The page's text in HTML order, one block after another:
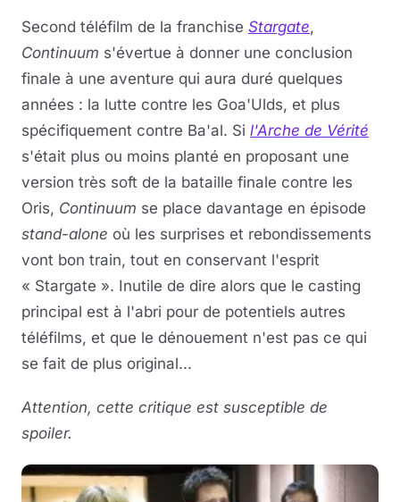
Second téléfilm de la franchise Stargate,
Continuum s'évertue à donner une conclusion
finale à une aventure qui aura duré quelques
années : la lutte contre les Goa'Ulds, et plus
spécifiquement contre Ba'al. Si l'Arche de Vérité
s'était plus ou moins planté en proposant une
version très soft de la bataille finale contre les
Oris, Continuum se place davantage en épisode
stand-alone où les surprises et rebondissements
vont bon train, tout en conservant l'esprit
« Stargate ». Inutile de dire alors que le casting
principal est à l'abri pour de potentiels autres
téléfilms, et que le dénouement n'est pas ce qui
se fait de plus original...
Attention, cette critique est susceptible de
spoiler.